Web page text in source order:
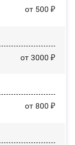
от 500 ₽
от 3000 ₽
от 800 ₽